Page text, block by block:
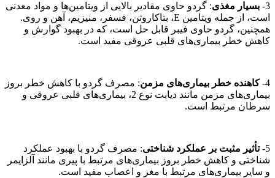
3- بسیار مغذی: گردو حاوی مقادیر بالایی از ویتامین‌ها و مواد معدنی
است، از جمله ویتامین E، بتاکاروتن، فسفر، منیزیم، آهن و روی.
همچنین، گردو حاوی فیبر قابل حل است، که در بهبود گوارش و
کاهش خطر بیماری‌های قلبی عروقی مفید است.
4- کاهنده خطر بیماری‌های مزمن: مصرف گردو با کاهش خطر بروز
بیماری‌های مزمن مانند دیابت نوع 2، بیماری‌های قلبی عروقی و
سرطان مرتبط است.
5- تأثیر مثبت بر عملکرد شناختی: مصرف گردو با بهبود عملکرد
شناختی و کاهش خطر بروز بیماری‌های مرتبط با پیری مانند آلزایمر
و سایر بیماری‌های مرتبط با مغز و اعصاب مفید است.